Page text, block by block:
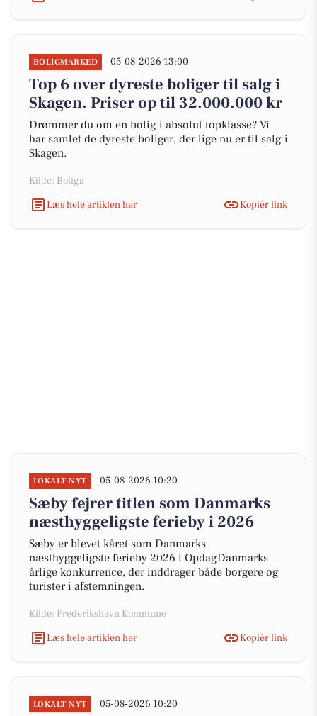
BOLIGMARKED 05-08-2026 13:00
Top 6 over dyreste boliger til salg i
Skagen. Priser op til 32.000.000 kr
Drømmer du om en bolig i absolut topklasse? Vi
har samlet de dyreste boliger, der lige nu er til salg i
Skagen.
Kilde: Boliga
Læs hele artiklen her
Kopiér link
LOKALT NYT 05-08-2026 10:20
Sæby fejrer titlen som Danmarks
næsthyggeligste ferieby i 2026
Sæby er blevet kåret som Danmarks
næsthyggeligste ferieby 2026 i OpdagDanmarks
årlige konkurrence, der inddrager både borgere og
turister i afstemningen.
Kilde: Frederikshavn Kommune
Læs hele artiklen her
Kopiér link
LOKALT NYT 05-08-2026 10:20